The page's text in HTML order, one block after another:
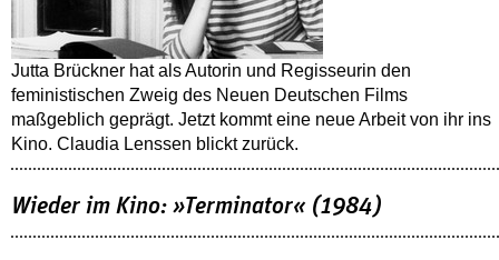
Jutta Brückner hat als Autorin und Regisseurin den
feministischen Zweig des Neuen Deutschen Films
maßgeblich geprägt. Jetzt kommt eine neue Arbeit von ihr ins
Kino. Claudia Lenssen blickt zurück.
Wieder im Kino: »Terminator« (1984)